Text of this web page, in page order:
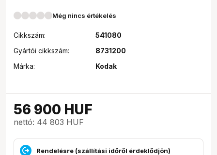
Még nincs értékelés
Cikkszám:
541080
Gyártói cikkszám:
8731200
Márka:
Kodak
56 900 HUF
nettó: 44 803 HUF
Rendelésre (szállítási időről érdeklődjön)